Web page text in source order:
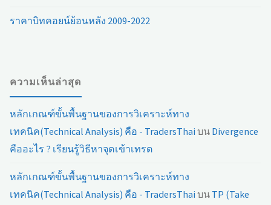
ราคาบิทคอยน์ย้อนหลัง 2009-2022
ความเห็นล่าสุด
หลักเกณฑ์ขั้นพื้นฐานของการวิเคราะห์ทาง
เทคนิค(Technical Analysis) คือ - TradersThai บน Divergence
คืออะไร ? เรียนรู้วิธีหาจุดเข้าเทรด
หลักเกณฑ์ขั้นพื้นฐานของการวิเคราะห์ทาง
เทคนิค(Technical Analysis) คือ - TradersThai บน TP (Take